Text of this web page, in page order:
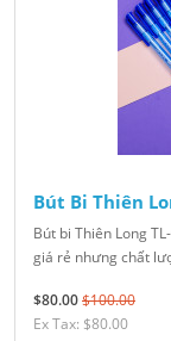
Bút Bi Thiên
Bút bi Thiên Long
giá rẻ nhưng chất
$80.00$100.00
Ex Tax: $80.00